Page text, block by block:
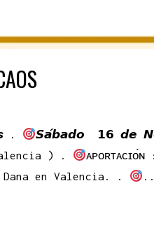
.
𝙎𝙖́𝙗𝙖𝙙𝙤 𝟭𝟲 𝙙𝙚
) .
en Valencia. .